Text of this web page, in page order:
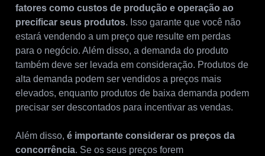
fatores como custos de produção e operação ao
precificar seus produtos. Isso garante que você não
estará vendendo a um preço que resulte em perdas
para o negócio. Além disso, a demanda do produto
também deve ser levada em consideração. Produtos de
alta demanda podem ser vendidos a preços mais
elevados, enquanto produtos de baixa demanda podem
precisar ser descontados para incentivar as vendas.
Além disso, é importante considerar os preços da
concorrência. Se os seus preços forem